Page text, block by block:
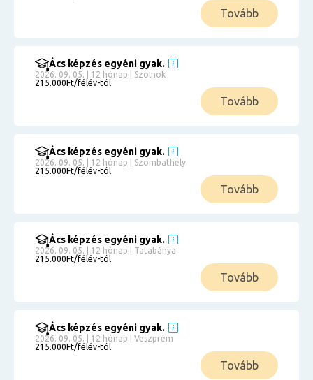
Tovább
Ács képzés egyéni gyak.
2026. 09. 05. | 12 hónap | Szolnok
215.000Ft/félév-tól
Tovább
Ács képzés egyéni gyak.
2026. 09. 05. | 12 hónap | Szombathely
215.000Ft/félév-tól
Tovább
Ács képzés egyéni gyak.
2026. 09. 05. | 12 hónap | Tatabánya
215.000Ft/félév-tól
Tovább
Ács képzés egyéni gyak.
2026. 09. 05. | 12 hónap | Veszprém
215.000Ft/félév-tól
Tovább